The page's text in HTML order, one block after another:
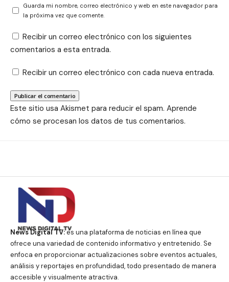
Guarda mi nombre, correo electrónico y web en este navegador para
la próxima vez que comente.
Recibir un correo electrónico con los siguientes
comentarios a esta entrada.
Recibir un correo electrónico con cada nueva entrada.
Este sitio usa Akismet para reducir el spam. Aprende
cómo se procesan los datos de tus comentarios.
News Digital TV:es una plataforma de noticias en línea que
ofrece una variedad de contenido informativo y entretenido. Se
enfoca en proporcionar actualizaciones sobre eventos actuales,
análisis y reportajes en profundidad, todo presentado de manera
accesible y visualmente atractiva.